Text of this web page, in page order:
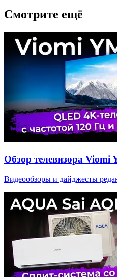
Смотрите ещё
Обзор телевизора Viomi
Видеообзоры и дайджесты